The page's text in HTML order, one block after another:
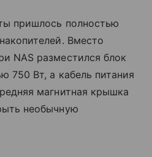
пришлось полностью
Вместо
NAS разместился блок
750 Вт, а кабель питания
магнитная крышка
необычную